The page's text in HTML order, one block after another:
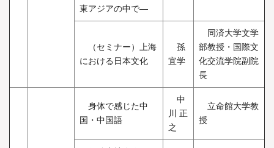
東アジアの中で―
（セミナー）上海
における日本文化
孫
宜学
同済大学文学
部教授・国際文
化交流学院副院
長
身体で感じた中
国・中国語
中
川 正
之
立命館大学教
授